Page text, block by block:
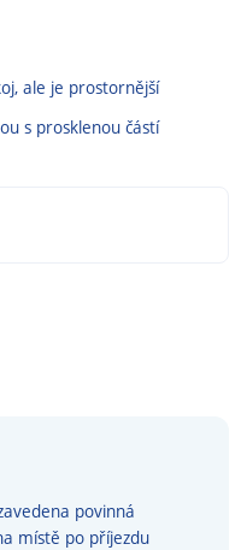
ale je prostornější
s prosklenou částí
povinná
místě po příjezdu